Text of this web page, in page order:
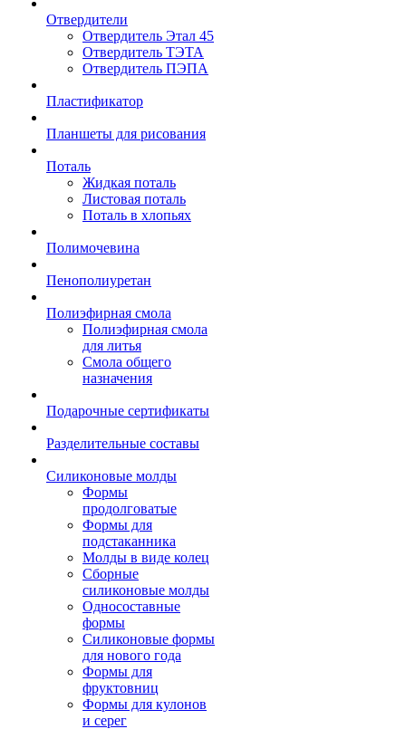
Отвердители
Отвердитель Этал 45
Отвердитель ТЭТА
Отвердитель ПЭПА
Пластификатор
Планшеты для рисования
Поталь
Жидкая поталь
Листовая поталь
Поталь в хлопьях
Полимочевина
Пенополиуретан
Полиэфирная смола
Полиэфирная смола
для литья
Смола общего
назначения
Подарочные сертификаты
Разделительные составы
Силиконовые молды
Формы
продолговатые
Формы для
подстаканника
Молды в виде колец
Сборные
силиконовые молды
Односоставные
формы
Силиконовые формы
для нового года
Формы для
фруктовниц
Формы для кулонов
и серег